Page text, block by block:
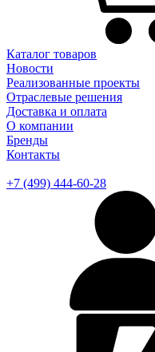
Каталог товаров
Новости
Реализованные проекты
Отраслевые решения
Доставка и оплата
О компании
Бренды
Контакты
+7 (499) 444-60-28